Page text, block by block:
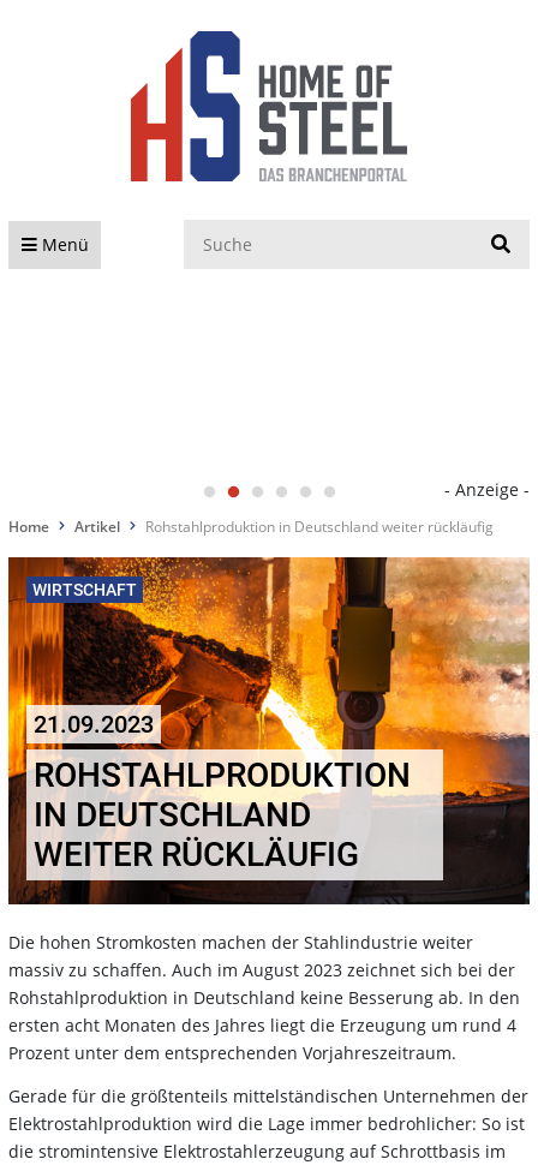
Menü
- Anzeige -
Home Artikel Rohstahlproduktion in Deutschland weiter rückläufig
WIRTSCHAFT
21.09.2023
ROHSTAHLPRODUKTION
IN DEUTSCHLAND
WEITER RÜCKLÄUFIG
Die hohen Stromkosten machen der Stahlindustrie weiter
massiv zu schaffen. Auch im August 2023 zeichnet sich bei der
Rohstahlproduktion in Deutschland keine Besserung ab. In den
ersten acht Monaten des Jahres liegt die Erzeugung um rund 4
Prozent unter dem entsprechenden Vorjahreszeitraum.
Gerade für die größtenteils mittelständischen Unternehmen der
Elektrostahlproduktion wird die Lage immer bedrohlicher: So ist
die stromintensive Elektrostahlerzeugung auf Schrottbasis im